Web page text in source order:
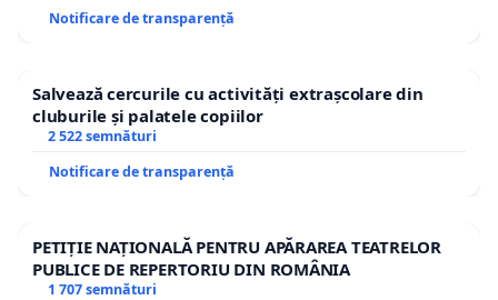
Mr President,
We, the signers of this letter, European citizens who
following:
Notificare de transparență
Salvează cercurile cu activități extrașcolare din
cluburile și palatele copiilor
2 522 semnături
Notificare de transparență
PETIȚIE NAȚIONALĂ PENTRU APĂRAREA TEATRELOR
PUBLICE DE REPERTORIU DIN ROMÂNIA
1 707 semnături